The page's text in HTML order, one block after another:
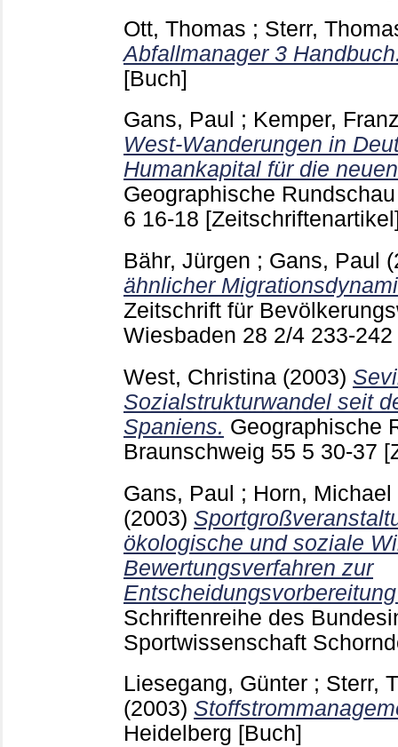
Ott, Thomas ; Sterr,
Abfallmanager 3
[Buch]
Gans, Paul ; Kemper,
West-Wanderungen in
Humankapital für die
Geographische
6 16-18
Bähr, Jürgen ; Gans, Paul
ähnlicher
Zeitschrift für
Wiesbaden 28 2/4 233-242
West, Christina (2003)
Sozialstrukturwandel seit
Spaniens. Geographische
Braunschweig 55 5 30-37
Gans, Paul ; Horn, Michael
(2003)
ökologische und soziale
Bewertungsverfahren zur
Schriftenreihe des
Sportwissenschaft
Liesegang, Günter ; Sterr,
(2003)
Heidelberg [Buch]